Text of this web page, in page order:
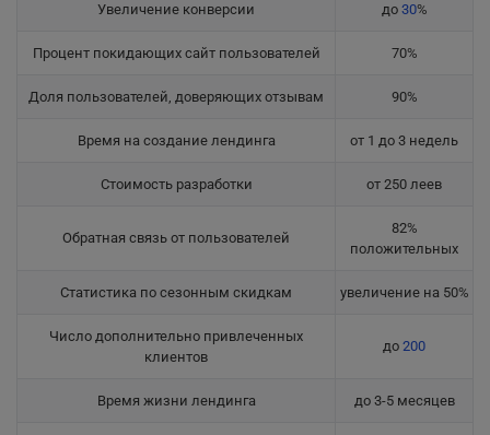
Увеличение конверсии до 30%
Процент покидающих сайт пользователей 70%
Доля пользователей, доверяющих отзывам 90%
Время на создание лендинга от 1 до 3 недель
Стоимость разработки от 250 леев
Обратная связь от пользователей
82%
положительных
Статистика по сезонным скидкам увеличение на 50%
Число дополнительно привлеченных
клиентов
до 200
Время жизни лендинга до 3-5 месяцев